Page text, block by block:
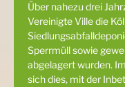
Über nahezu drei
Vereinigte Ville die
Sperrmüll sowie
abgelagert wurden.
sich dies, mit der